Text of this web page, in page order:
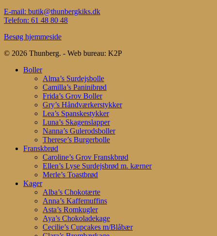
E-mail: butik@thunbergkiks.dk
Telefon: 61 48 80 48
Besøg hjemmeside
© 2026 Thunberg. - Web bureau: K2P
Close
Boller
Alma’s Surdejsbolle
Camilla’s Paninibrød
Frida’s Grov Boller
Gry’s Håndværkerstykker
Lea’s Spanskestykker
Luna’s Skagenslapper
Nanna’s Gulerodsboller
Therese’s Burgerbolle
Franskbrød
Caroline’s Grov Franskbrød
Ellen’s Lyse Surdejsbrød m. kærner
Merle’s Toastbrød
Kager
Alba’s Chokotærte
Anna’s Kaffemuffins
Asta’s Romkugler
Aya’s Chokoladekage
Cecilie’s Cupcakes m/Blåbær